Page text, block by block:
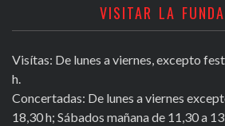
VISITAR LA
Visítas: De lunes a viernes, excepto
h.
Concertadas: De lunes a viernes
18,30 h; Sábados mañana de 11,30 a